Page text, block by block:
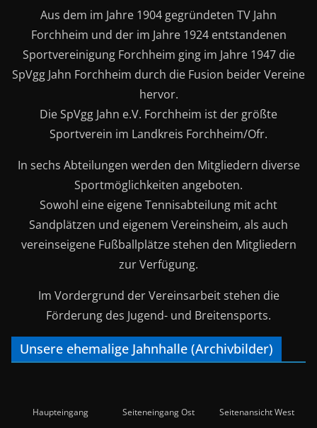
Aus dem im Jahre 1904 gegründeten TV Jahn
Forchheim und der im Jahre 1924 entstandenen
Sportvereinigung Forchheim ging im Jahre 1947 die
SpVgg Jahn Forchheim durch die Fusion beider Vereine
hervor.
Die SpVgg Jahn e.V. Forchheim ist der größte
Sportverein im Landkreis Forchheim/Ofr.
In sechs Abteilungen werden den Mitgliedern diverse
Sportmöglichkeiten angeboten.
Sowohl eine eigene Tennisabteilung mit acht
Sandplätzen und eigenem Vereinsheim, als auch
vereinseigene Fußballplätze stehen den Mitgliedern
zur Verfügung.
Im Vordergrund der Vereinsarbeit stehen die
Förderung des Jugend- und Breitensports.
Unsere ehemalige Jahnhalle (Archivbilder)
Haupteingang Seiteneingang Ost Seitenansicht West